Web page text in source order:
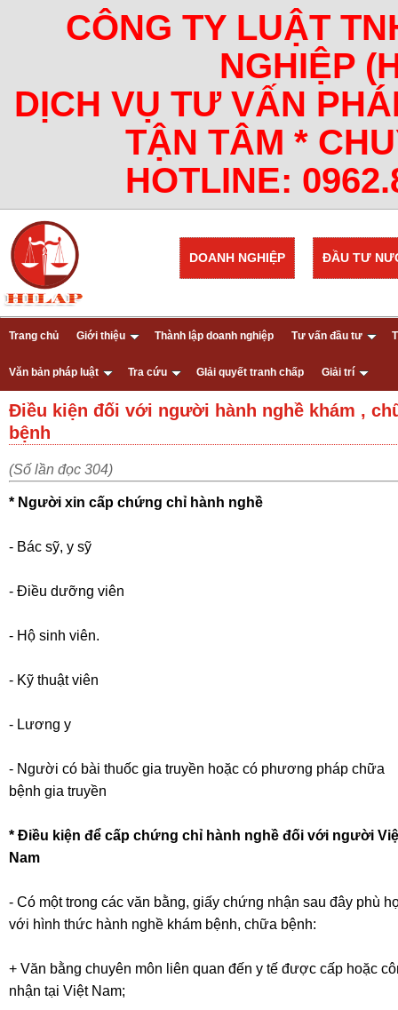
CÔNG TY LUẬT
NGHIỆP
DỊCH VỤ TƯ VẤN
TẬN TÂM *
HOTLINE:
ĐẦU TƯ
DOANH NGHIỆP
Trang chủ Giới thiệu Thành lập doanh nghiệp Tư vấn đầu tư
Văn bản pháp luật Tra cứu GIải quyết tranh chấp Giải trí
Điều kiện đối với người hành nghề khám ,
bệnh
(Số lần đọc 304)
* Người xin cấp chứng chỉ hành nghề
- Bác sỹ, y sỹ
- Điều dưỡng viên
- Hộ sinh viên.
- Kỹ thuật viên
- Lương y
- Người có bài thuốc gia truyền hoặc có phương pháp chữa
bệnh gia truyền
* Điều kiện để cấp chứng chỉ hành nghề đối với người
Nam
- Có một trong các văn bằng, giấy chứng nhận sau đây phù
với hình thức hành nghề khám bệnh, chữa bệnh:
+ Văn bằng chuyên môn liên quan đến y tế được cấp hoặc
nhận tại Việt Nam;